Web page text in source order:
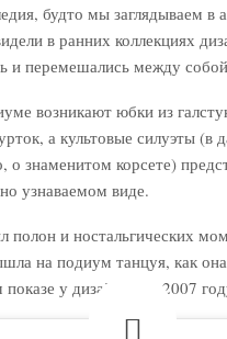
будто мы заглядываем в
в ранних коллекциях
и перемешались между
возникают юбки из
а культовые силуэты (в
о знаменитом корсете)
узнаваемом виде.
полон и ностальгических
на подиум танцуя, как она
у дизайнера в 2007